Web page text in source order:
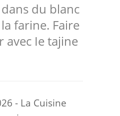
du blanc
farine. Faire
avec Ie tajine
- La Cuisine